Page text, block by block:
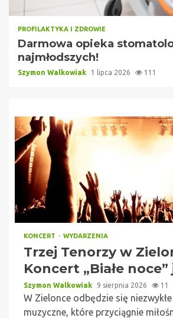
PROFILAKTYKA I ZDROWIE
Darmowa opieka
najmłodszych!
Szymon Walkowiak 1 lipca 2026 111
KONCERT WYDARZENIA
Trzej Tenorzy w
Koncert „Białe noce”
Szymon Walkowiak 9 sierpnia 2026 11
W Zielonce odbędzie się
muzyczne, które przyciągnie